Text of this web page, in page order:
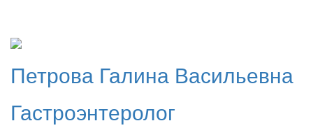
Петрова Галина Васильевна
Гастроэнтеролог